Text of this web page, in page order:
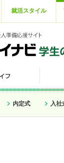
就活スタイル
内定式 入社